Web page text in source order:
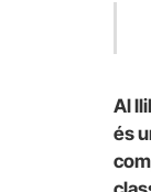
Al
és